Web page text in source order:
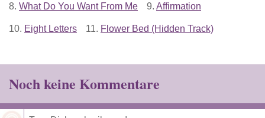
8. What Do You Want From Me 9. Affirmation
10. Eight Letters 11. Flower Bed (Hidden Track)
Noch keine Kommentare